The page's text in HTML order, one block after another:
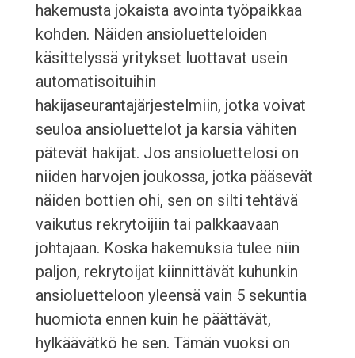
hakemusta jokaista avointa työpaikkaa
kohden. Näiden ansioluetteloiden
käsittelyssä yritykset luottavat usein
automatisoituihin
hakijaseurantajärjestelmiin, jotka voivat
seuloa ansioluettelot ja karsia vähiten
pätevät hakijat. Jos ansioluettelosi on
niiden harvojen joukossa, jotka pääsevät
näiden bottien ohi, sen on silti tehtävä
vaikutus rekrytoijiin tai palkkaavaan
johtajaan. Koska hakemuksia tulee niin
paljon, rekrytoijat kiinnittävät kuhunkin
ansioluetteloon yleensä vain 5 sekuntia
huomiota ennen kuin he päättävät,
hylkäävätkö he sen. Tämän vuoksi on